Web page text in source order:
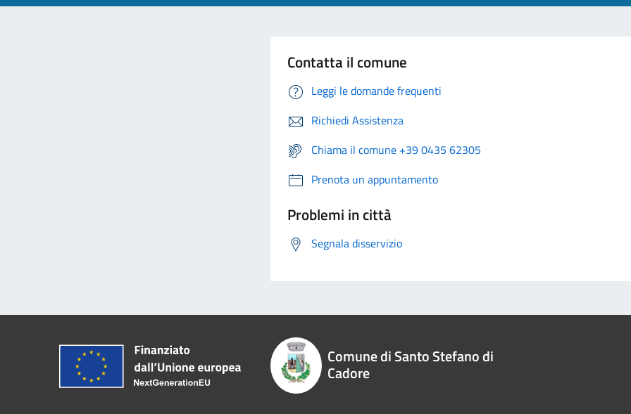
Contatta il comune
Leggi le domande frequenti
Richiedi Assistenza
Chiama il comune +39 0435 62305
Prenota un appuntamento
Problemi in città
Segnala disservizio
Comune di Santo Stefano di
Cadore